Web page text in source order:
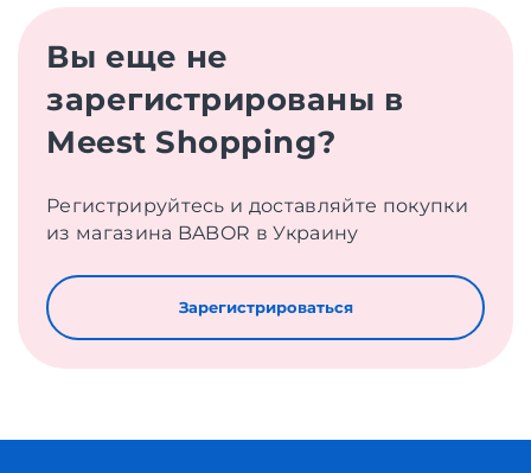
Вы еще не
зарегистрированы в
Meest Shopping?
Регистрируйтесь и доставляйте покупки
из магазина BABOR в Украину
Зарегистрироваться